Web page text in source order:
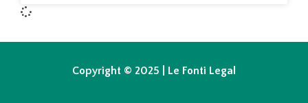
Copyright © 2025 | Le Fonti Legal